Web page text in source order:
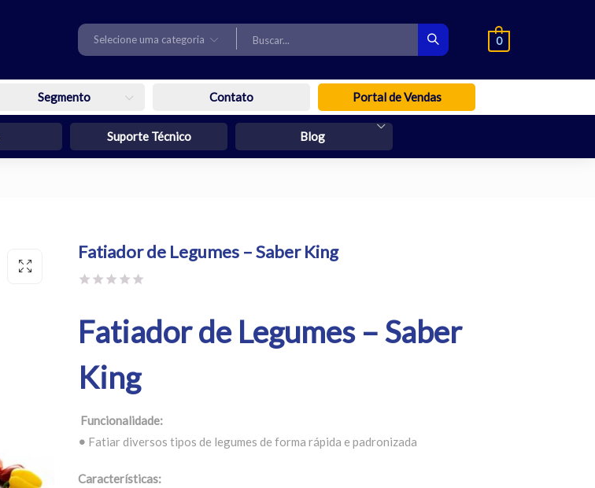
Selecione uma categoria 0
Segmento Contato Portal de Vendas
Suporte Técnico Blog
Fatiador de Legumes – Saber King
Fatiador de Legumes – Saber
King
Funcionalidade:
• Fatiar diversos tipos de legumes de forma rápida e padronizada
Características: